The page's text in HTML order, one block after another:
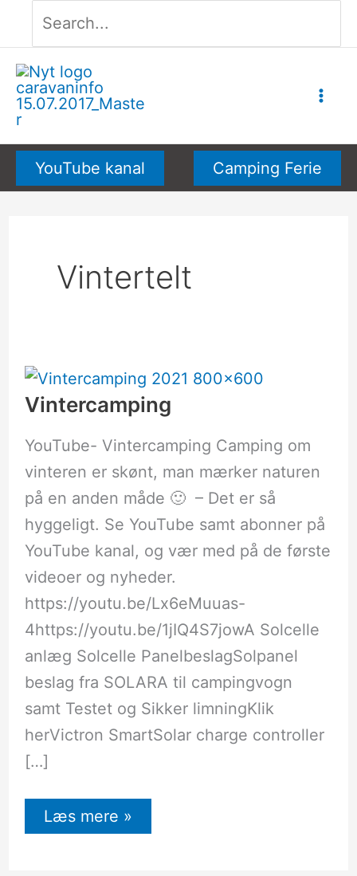
indholdet
efter:
YouTube kanal Camping Ferie
Vintertelt
Vintercamping
YouTube- Vintercamping Camping om
vinteren er skønt, man mærker naturen
på en anden måde 🙂 – Det er så
hyggeligt. Se YouTube samt abonner på
YouTube kanal, og vær med på de første
videoer og nyheder.
https://youtu.be/Lx6eMuuas-
4https://youtu.be/1jIQ4S7jowA Solcelle
anlæg Solcelle PanelbeslagSolpanel
beslag fra SOLARA til campingvogn
samt Testet og Sikker limningKlik
herVictron SmartSolar charge controller
[…]
Læs mere »